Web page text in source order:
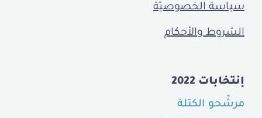
سياسة الخصوصيّة
الشروط والأحكام
إنتخابات 2022
مرشّحو الكتلة